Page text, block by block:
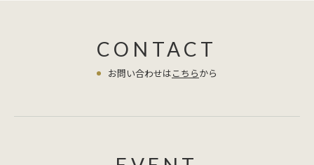
CONTACT
お問い合わせはこちらから